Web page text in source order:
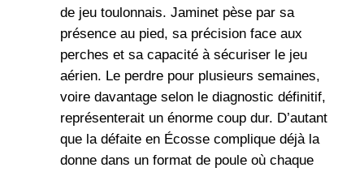
de jeu toulonnais. Jaminet pèse par sa
présence au pied, sa précision face aux
perches et sa capacité à sécuriser le jeu
aérien. Le perdre pour plusieurs semaines,
voire davantage selon le diagnostic définitif,
représenterait un énorme coup dur. D’autant
que la défaite en Écosse complique déjà la
donne dans un format de poule où chaque